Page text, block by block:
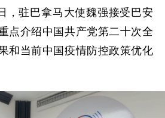
，驻巴拿马大使魏强接受巴安
点介绍中国共产党第二十次全
和当前中国疫情防控政策优化